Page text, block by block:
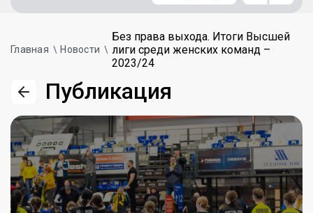
Главная Новости
Без права выхода. Итоги Высшей
лиги среди женских команд –
2023/24
Публикация